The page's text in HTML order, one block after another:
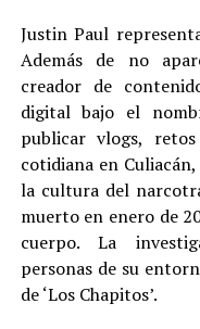
Justin Paul
Además de no
creador de
digital bajo el
publicar vlogs,
cotidiana en
la cultura del
muerto en enero de
cuerpo. La
personas de su
de ‘Los Chapitos’.